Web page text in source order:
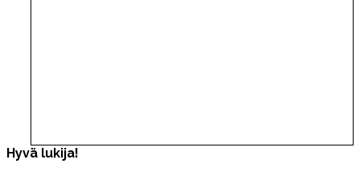
Hyvä lukija!